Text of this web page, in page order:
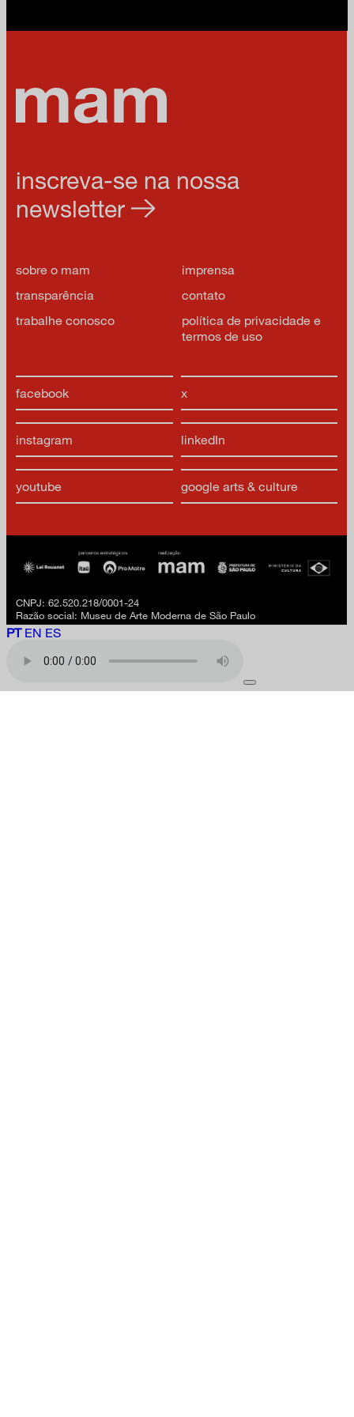
facebook x
instagram linkedIn
youtube google arts & culture
inscreva-se na nossa
newsletter
sobre o mam
imprensa
transparência
contato
trabalhe conosco
política de privacidade e
termos de uso
CNPJ: 62.520.218/0001-24
Razão social: Museu de Arte Moderna de São Paulo
PT EN ES